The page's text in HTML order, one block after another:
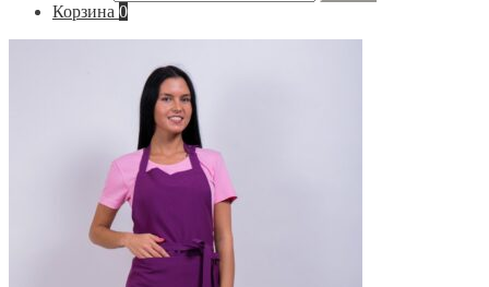
Корзина 0